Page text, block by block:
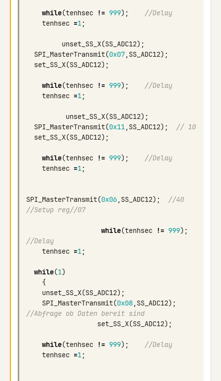
while(tenhsec != 999);
//Delay
tenhsec =1;
unset_SS_X(SS_ADC12);
SPI_MasterTransmit(0x07, SS_ADC12);
set_SS_X(SS_ADC12);
while(tenhsec != 999);
//Delay
tenhsec =1;
unset_SS_X(SS_ADC12);
SPI_MasterTransmit(0x11, SS_ADC12);
// 10
set_SS_X(SS_ADC12);
while(tenhsec != 999);
//Delay
tenhsec =1;
SPI_MasterTransmit(0x06, SS_ADC12);
//40
//Setup reg//07
while(tenhsec != 999);
//Delay
tenhsec =1;
while(1)
{
unset_SS_X(SS_ADC12);
SPI_MasterTransmit(0x08, SS_ADC12);
set_SS_X(SS_ADC12);
while(tenhsec != 999);
//Delay
tenhsec =1;